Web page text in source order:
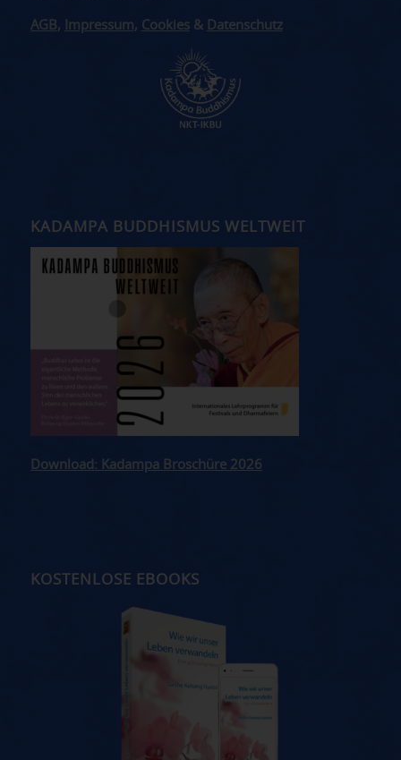
AGB , Impressum, Cookies& Datenschutz
KADAMPA BUDDHISMUS WELTWEIT
Download: Kadampa Broschüre 2026
KOSTENLOSE EBOOKS